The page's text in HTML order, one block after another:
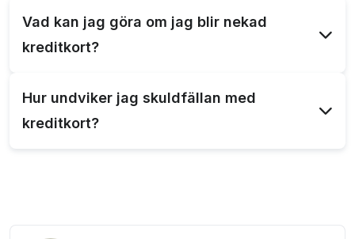
Vad kan jag göra om jag blir nekad
kreditkort?
kreditvärdighet, t.ex. genom att betala av befintliga
skulder eller undvika betalningsanmärkningar.
Hur undviker jag skuldfällan med
kreditkort?